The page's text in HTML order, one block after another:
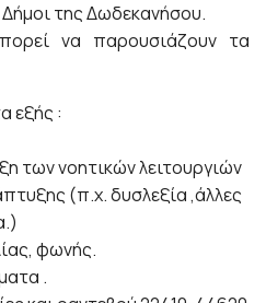
της Δωδεκανήσου.
να παρουσιάζουν τα
εξής :
των νοητικών λειτουργιών
(π.χ. δυσλεξία ,άλλες
φωνής.
.